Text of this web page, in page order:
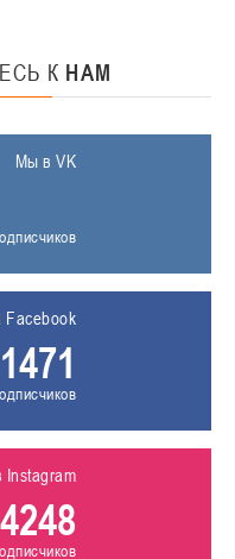
К НАМ
Мы в VK
1471
4248